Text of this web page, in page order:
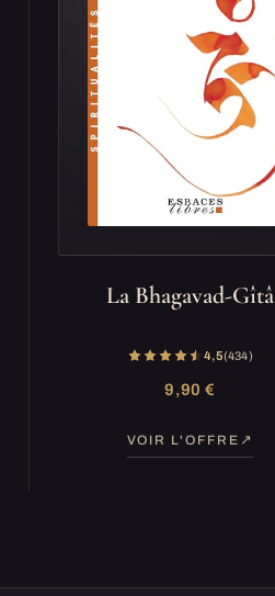
La Bhagavad-Gîtâ
4,5(434)
9,90 €
VOIR L'OFFRE